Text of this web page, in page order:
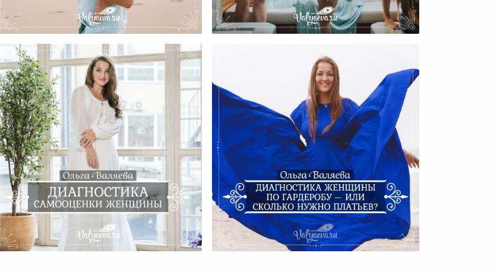
Роль Ребенка В Жизни Семьи
Плюсы И Минусы Большой
Семьи
Диагностика Самооценки
Женщины
Диагностика Женщины По
Гардеробу – Или Сколько
Нужно Платьев?